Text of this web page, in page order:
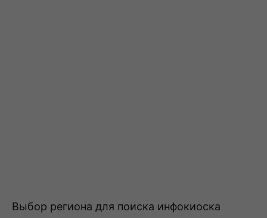
Выбор региона для поиска инфокиоска